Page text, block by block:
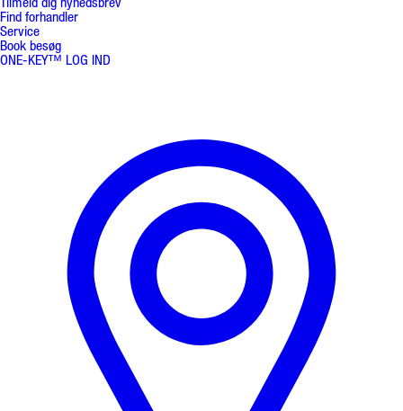
Find forhandler
Service
Book besøg
ONE-KEY™ LOG IND